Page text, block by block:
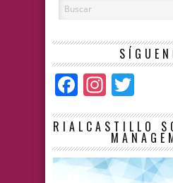
Facebook
RIALCASTILLO